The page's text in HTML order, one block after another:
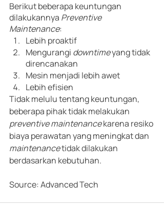
Berikut beberapa keuntungan
dilakukannya Preventive
Maintenance:
Lebih proaktif
Mengurangi downtime yang tidak
direncanakan
Mesin menjadi lebih awet
Lebih efisien
Tidak melulu tentang keuntungan,
beberapa pihak tidak melakukan
preventive maintenance karena resiko
biaya perawatan yang meningkat dan
maintenance tidak dilakukan
berdasarkan kebutuhan.
Source: Advanced Tech